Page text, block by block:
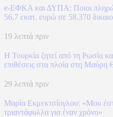
e-ΕΦΚΑ και ΔΥΠΑ: Ποιοι
56,7 εκατ. ευρώ σε 58.370
19 λεπτά πριν
Η Τουρκία ζητεί από τη Ρωσία
επιθέσεις στα πλοία στη
29 λεπτά πριν
Μαρία Εκμεκτσίογλου: «Mου
τριαντάφυλλα για έναν χρόνο»